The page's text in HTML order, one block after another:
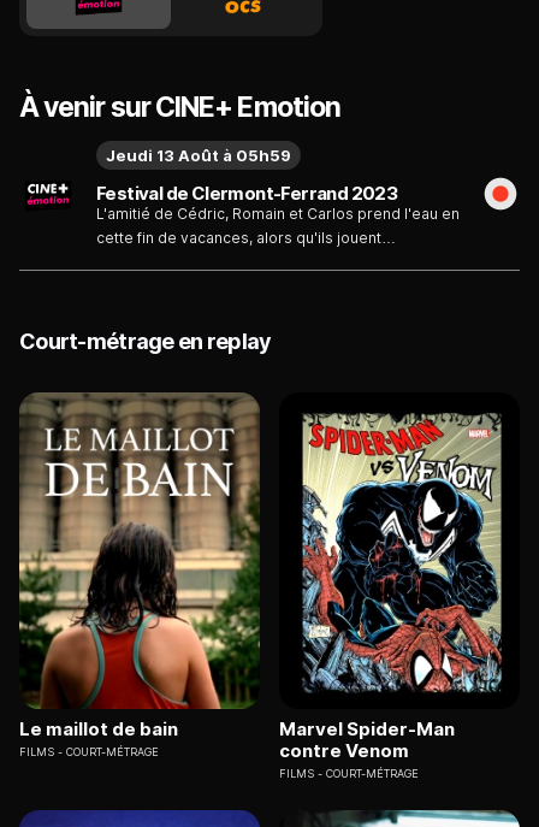
À venir sur CINE+ Emotion
Festival de Clermont-Ferrand 2023
L'amitié de Cédric, Romain et Carlos prend l'eau en
cette fin de vacances, alors qu'ils jouent
Jeudi 13 Août à 05h59
Court-métrage en replay
Le maillot de bain
FILMS COURT-MÉTRAGE
Marvel Spider-Man
contre Venom
FILMS COURT-MÉTRAGE